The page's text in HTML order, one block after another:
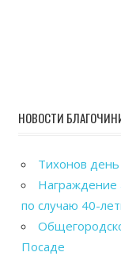
НОВОСТИ
Тихонов
Награждение
по случаю 40-
Посаде